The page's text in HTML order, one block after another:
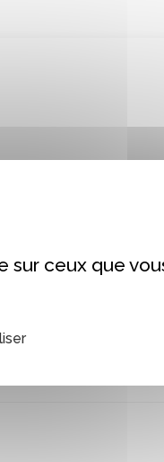
sur ceux que